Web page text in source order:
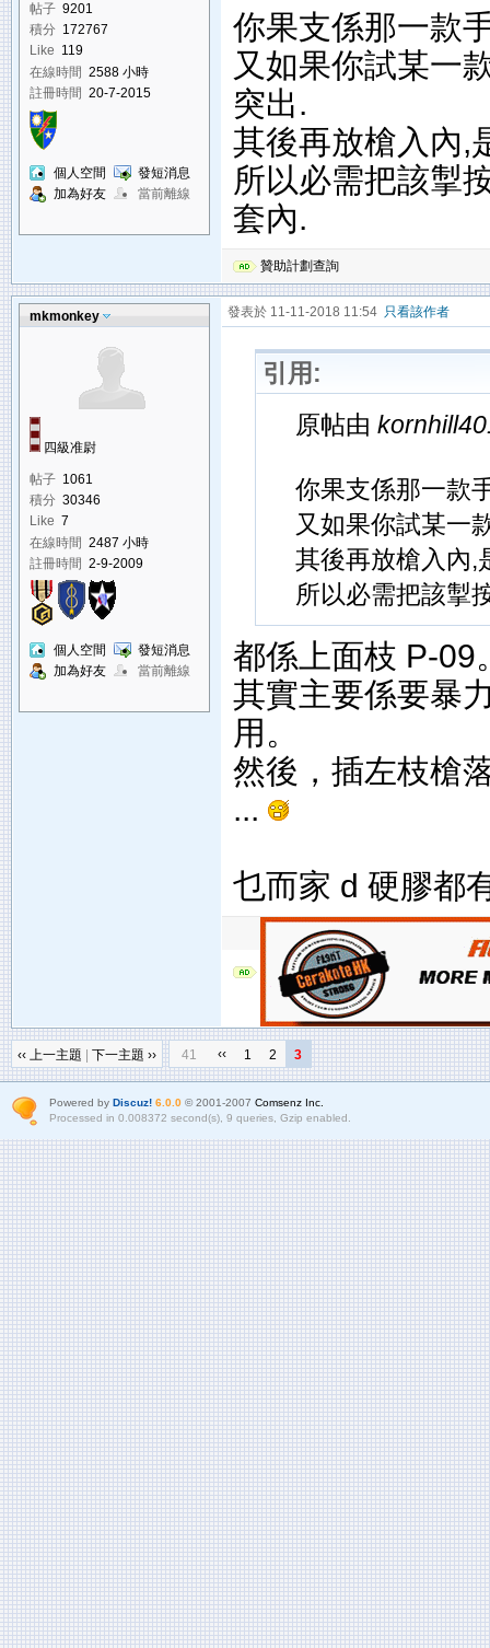
帖子 9201
積分 172767
Like 119
在線時間 2588 小時
註冊時間 20-7-2015
個人空間
發短消息
加為好友
當前離線
你果支係那一款
又如果你試某一
突出.
其後再放槍入內,
所以必需把該掣
套內.
贊助計劃查詢
mkmonkey
四級准尉
帖子 1061
積分 30346
Like 7
在線時間 2487 小時
註冊時間 2-9-2009
個人空間
發短消息
加為好友
當前離線
發表於 11-11-2018 11:54 只看該作者
引用:
原帖由
你果支係那一款
又如果你試某一
其後再放槍入內,
所以必需把該掣
都係上面枝 P-09
其實主要係要暴
用。
然後，插左枝槍
...
乜而家 d 硬膠都
‹‹ 上一主題 下一主題 ›› 41 ‹‹ 1 2 3
Powered by Discuz! 6.0.0© 2001-2007 Comsenz Inc.
Processed in 0.008372 second(s), 9 queries, Gzip enabled.